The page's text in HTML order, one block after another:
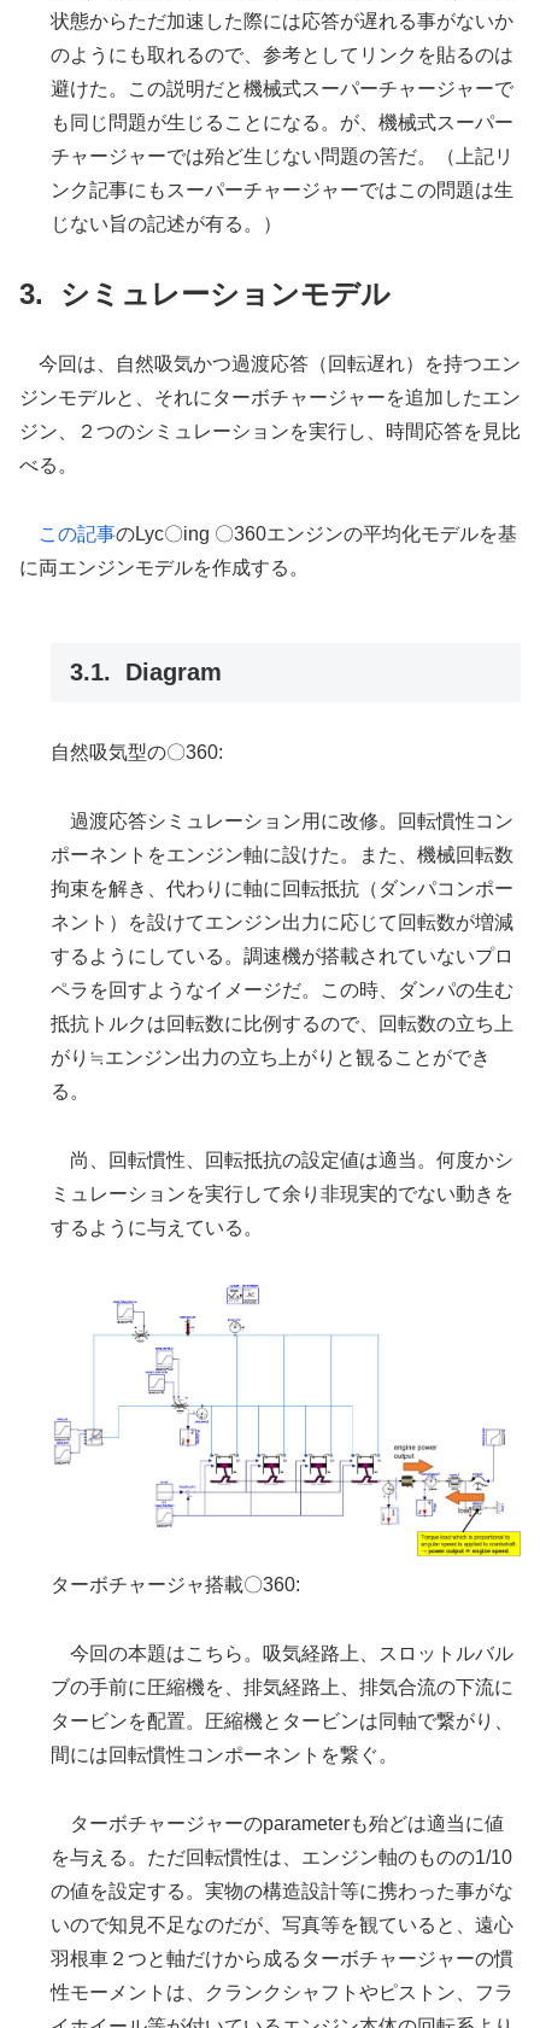
状態からただ加速した際には応答が遅れる事がないか
のようにも取れるので、参考としてリンクを貼るのは
避けた。この説明だと機械式スーパーチャージャーで
も同じ問題が生じることになる。が、機械式スーパー
チャージャーでは殆ど生じない問題の筈だ。（上記リ
ンク記事にもスーパーチャージャーではこの問題は生
じない旨の記述が有る。）
シミュレーションモデル
今回は、自然吸気かつ過渡応答（回転遅れ）を持つエン
ジンモデルと、それにターボチャージャーを追加したエン
ジン、２つのシミュレーションを実行し、時間応答を見比
べる。
この記事のLyc〇ing 〇360エンジンの平均化モデルを基
に両エンジンモデルを作成する。
Diagram
自然吸気型の〇360:
過渡応答シミュレーション用に改修。回転慣性コン
ポーネントをエンジン軸に設けた。また、機械回転数
拘束を解き、代わりに軸に回転抵抗（ダンパコンポー
ネント）を設けてエンジン出力に応じて回転数が増減
するようにしている。調速機が搭載されていないプロ
ペラを回すようなイメージだ。この時、ダンパの生む
抵抗トルクは回転数に比例するので、回転数の立ち上
がり≒エンジン出力の立ち上がりと観ることができ
る。
尚、回転慣性、回転抵抗の設定値は適当。何度かシ
ミュレーションを実行して余り非現実的でない動きを
するように与えている。
ターボチャージャ搭載〇360:
今回の本題はこちら。吸気経路上、スロットルバル
ブの手前に圧縮機を、排気経路上、排気合流の下流に
タービンを配置。圧縮機とタービンは同軸で繋がり、
間には回転慣性コンポーネントを繋ぐ。
ターボチャージャーのparameterも殆どは適当に値
を与える。ただ回転慣性は、エンジン軸のものの1/10
の値を設定する。実物の構造設計等に携わった事がな
いので知見不足なのだが、写真等を観ていると、遠心
羽根車２つと軸だけから成るターボチャージャーの慣
性モーメントは、クランクシャフトやピストン、フラ